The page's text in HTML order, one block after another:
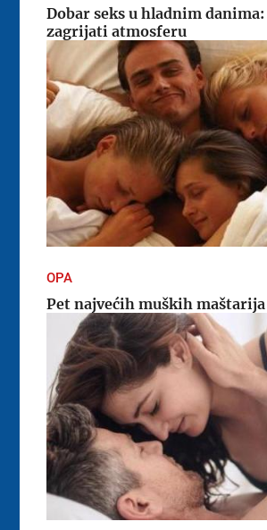
Dobar seks u hladnim
zagrijati atmosferu
OPA
Pet najvećih muških maštarija